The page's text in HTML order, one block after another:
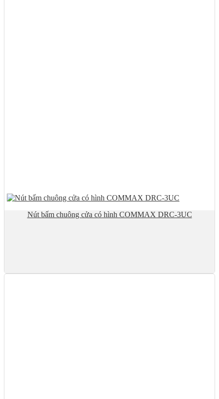
Nút bấm chuông cửa có hình COMMAX DRC-3UC